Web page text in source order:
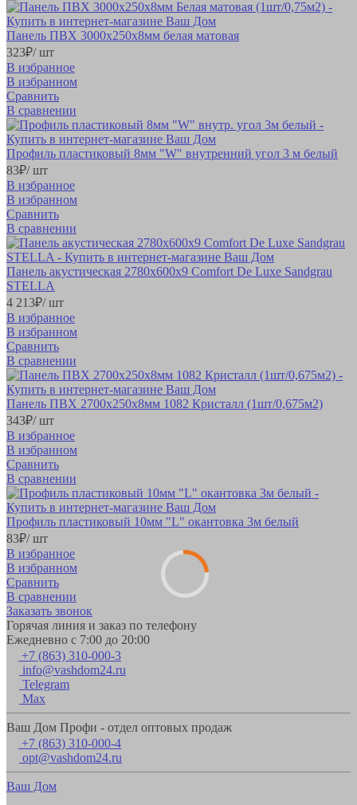
Панель ПВХ 3000х250х8мм белая матовая
323₽/ шт
В избранное
В избранном
Сравнить
В сравнении
Профиль пластиковый 8мм "W" внутренний угол 3 м белый
83₽/ шт
В избранное
В избранном
Сравнить
В сравнении
Панель акустическая 2780х600х9 Comfort De Luxe Sandgrau
STELLA
4 213₽/ шт
В избранное
В избранном
Сравнить
В сравнении
Панель ПВХ 2700х250х8мм 1082 Кристалл (1шт/0,675м2)
343₽/ шт
В избранное
В избранном
Сравнить
В сравнении
Профиль пластиковый 10мм "L" окантовка 3м белый
83₽/ шт
В избранное
В избранном
Сравнить
В сравнении
Заказать звонок
Горячая линия и заказ по телефону
Ежедневно с 7:00 до 20:00
+7 (863) 310-000-3
info@vashdom24.ru
Telegram
Max
Ваш Дом Профи - отдел оптовых продаж
+7 (863) 310-000-4
opt@vashdom24.ru
Ваш Дом